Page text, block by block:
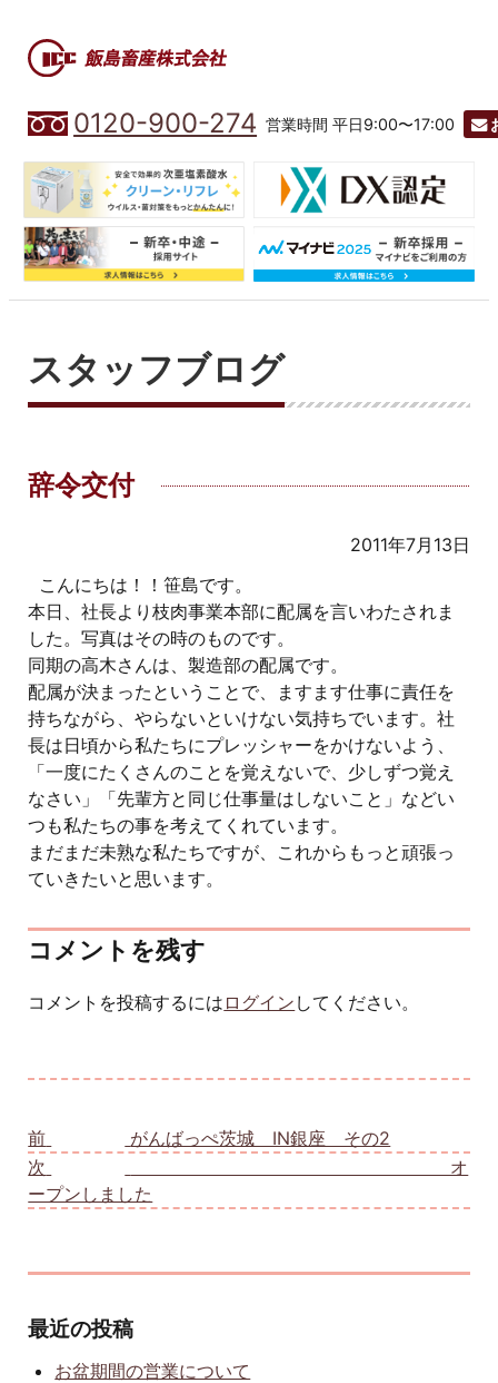
0120-900-274 営業時間 平日9:00〜17:00
スタッフブログ
辞令交付
2011年7月13日
こんにちは！！笹島です。
本日、社長より枝肉事業本部に配属を言いわたされま
した。写真はその時のものです。
同期の高木さんは、製造部の配属です。
配属が決まったということで、ますます仕事に責任を
持ちながら、やらないといけない気持ちでいます。社
長は日頃から私たちにプレッシャーをかけないよう、
「一度にたくさんのことを覚えないで、少しずつ覚え
なさい」「先輩方と同じ仕事量はしないこと」などい
つも私たちの事を考えてくれています。
まだまだ未熟な私たちですが、これからもっと頑張っ
ていきたいと思います。
コメントを残す
コメントを投稿するには ログイン してください。
前
がんばっぺ茨城 IN銀座 その2
次
オ
ープンしました
最近の投稿
お盆期間の営業について